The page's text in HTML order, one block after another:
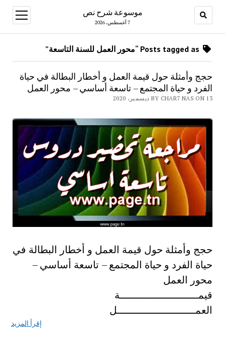
موسوعة شرح نص
7 أغسطس، 2026
open
menu
حجج وأمثلة حول قيمة العمل و أخطار البطالة في حياة
الفرد و حياة المجتمع – تاسعة أساسي – محور العمل
BY CHAR7 NAS ON 13 ديسمبر، 2020
حجج وأمثلة حول قيمة العمل و أخطار البطالة في
حياة الفرد و حياة المجتمع – تاسعة أساسي –
محور العمل
قيمــــــــــــــــــــــــــة
العمــــــــــــــــــــــــــل
إقرأ المزيد